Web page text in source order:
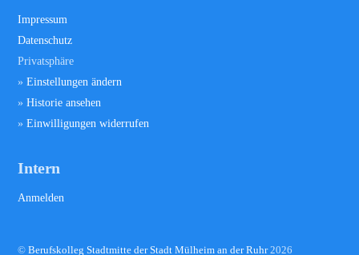
Impressum
Datenschutz
Privatsphäre
»Einstellungen ändern
»Historie ansehen
»Einwilligungen widerrufen
Intern
Anmelden
©Berufskolleg Stadtmitte der Stadt Mülheim an der Ruhr2026